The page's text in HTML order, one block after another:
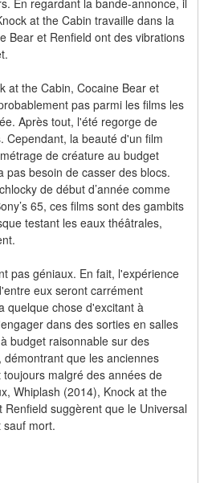
at the Cabin travaille dans la
Bear et Renfield ont des vibrations
at the Cabin, Cocaine Bear et
pas parmi les films les
Après tout, l'été regorge de
Cependant, la beauté d'un film
de créature au budget
pas besoin de casser des blocs.
de début d’année comme
65, ces films sont des gambits
testant les eaux théâtrales,
pas géniaux. En fait, l'expérience
eux seront carrément
quelque chose d'excitant à
dans des sorties en salles
budget raisonnable sur des
que les anciennes
malgré des années de
Whiplash (2014), Knock at the
Renfield suggèrent que le Universal
sauf mort.